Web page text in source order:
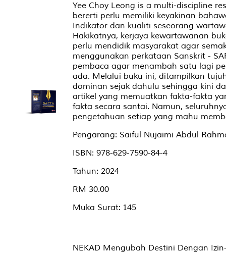
Yee Choy Leong is a multi-discipline
bererti perlu memiliki keyakinan
Indikator dan kualiti seseorang
Hakikatnya, kerjaya kewartawanan
perlu mendidik masyarakat agar
menggunakan perkataan Sanskrit -
pembaca agar menambah satu lagi
ada. Melalui buku ini, ditampilkan
dominan sejak dahulu sehingga kini
artikel yang memuatkan fakta-fakta
fakta secara santai. Namun,
pengetahuan setiap yang mahu
Pengarang: Saiful Nujaimi Abdul
ISBN: 978-629-7590-84-4
Tahun: 2024
RM 30.00
Muka Surat: 145
NEKAD Mengubah Destini Dengan